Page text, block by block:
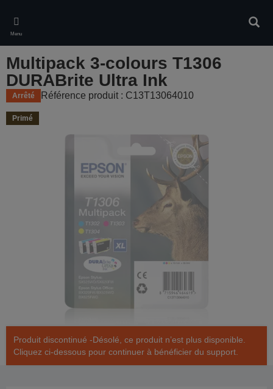
main
content
Menu
Multipack 3-colours T1306
DURABrite Ultra Ink
Arrêté Référence produit : C13T13064010
Primé
Produit discontinué -Désolé, ce produit n’est plus disponible.
Cliquez ci-dessous pour continuer à bénéficier du support.